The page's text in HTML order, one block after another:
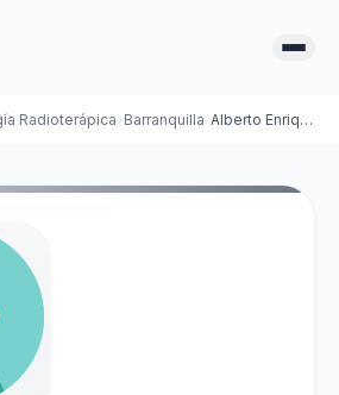
Radioterápica Barranquilla Alberto Enrique Urueta Buelvas